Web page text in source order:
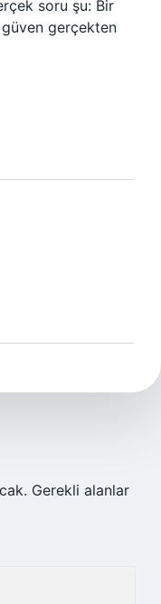
soru şu: Bir
güven gerçekten
Gerekli alanlar